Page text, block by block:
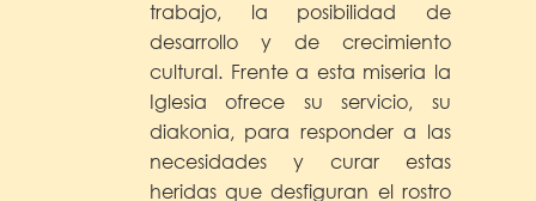
trabajo, la posibilidad de
desarrollo y de crecimiento
cultural. Frente a esta miseria la
Iglesia ofrece su servicio, su
diakonia, para responder a las
necesidades y curar estas
heridas que desfiguran el rostro